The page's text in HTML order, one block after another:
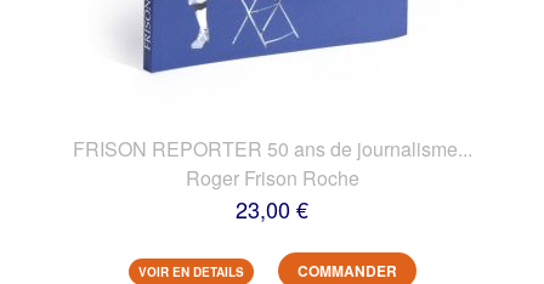
FRISON REPORTER 50 ans de journalisme...
Roger Frison Roche
23,00 €
VOIR EN DETAILS COMMANDER